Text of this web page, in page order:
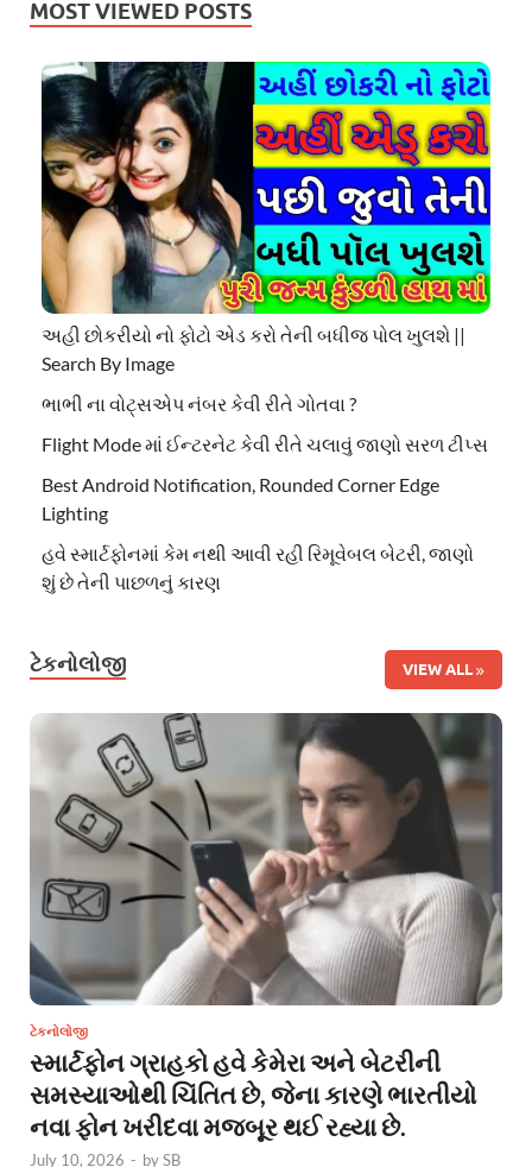
MOST VIEWED POSTS
અહી છોકરીયો નો ફોટો એડ કરો તેની બધીજ પોલ ખુલશે ||
Search By Image
ભાભી ના વોટ્સએપ નંબર કેવી રીતે ગોતવા ?
Flight Mode માં ઈન્ટરનેટ કેવી રીતે ચલાવું જાણો સરળ ટીપ્સ
Best Android Notification, Rounded Corner Edge
Lighting
હવે સ્માર્ટફોનમાં કેમ નથી આવી રહી રિમૂવેબલ બેટરી, જાણો
શું છે તેની પાછળનું કારણ
ટેકનોલોજી VIEW ALL
ટેકનોલોજી
સ્માર્ટફોન ગ્રાહકો હવે કેમેરા અને બેટરીની
સમસ્યાઓથી ચિંતિત છે, જેના કારણે ભારતીયો
નવા ફોન ખરીદવા મજબૂર થઈ રહ્યા છે.
July 10, 2026 - bySB